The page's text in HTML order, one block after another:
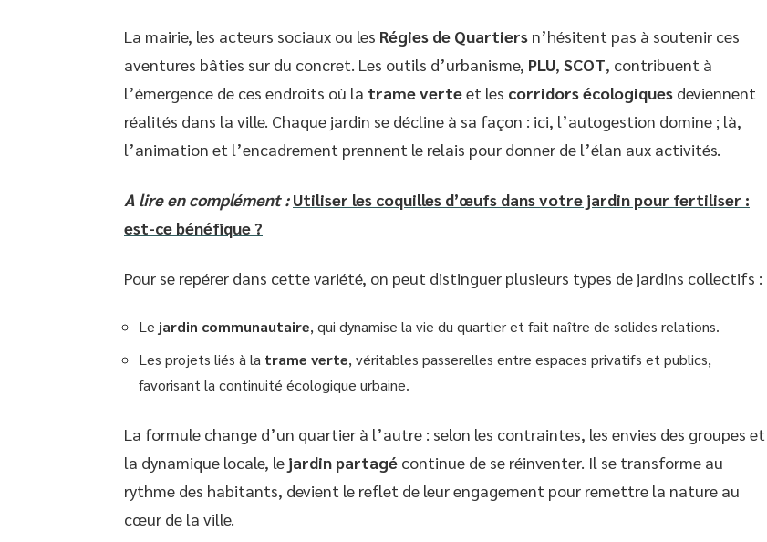
La mairie, les acteurs sociaux ou les Régies de Quartiers n’hésitent pas à soutenir ces
aventures bâties sur du concret. Les outils d’urbanisme, PLU, SCOT, contribuent à
l’émergence de ces endroits où la trame verteet les corridors écologiques deviennent
réalités dans la ville. Chaque jardin se décline à sa façon : ici, l’autogestion domine ; là,
l’animation et l’encadrement prennent le relais pour donner de l’élan aux activités.
A lire en complément : Utiliser les coquilles d’œufs dans votre jardin pour fertiliser :
est-ce bénéfique ?
Pour se repérer dans cette variété, on peut distinguer plusieurs types de jardins collectifs :
Le jardin communautaire, qui dynamise la vie du quartier et fait naître de solides relations.
Les projets liés à la trame verte, véritables passerelles entre espaces privatifs et publics,
favorisant la continuité écologique urbaine.
La formule change d’un quartier à l’autre : selon les contraintes, les envies des groupes et
la dynamique locale, le jardin partagé continue de se réinventer. Il se transforme au
rythme des habitants, devient le reflet de leur engagement pour remettre la nature au
cœur de la ville.